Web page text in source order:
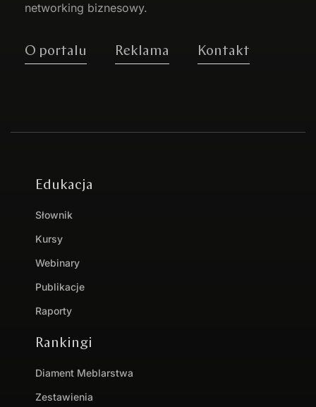
networking biznesowy.
O portalu Reklama Kontakt
Edukacja
Słownik
Kursy
Webinary
Publikacje
Raporty
Rankingi
Diament Meblarstwa
Zestawienia